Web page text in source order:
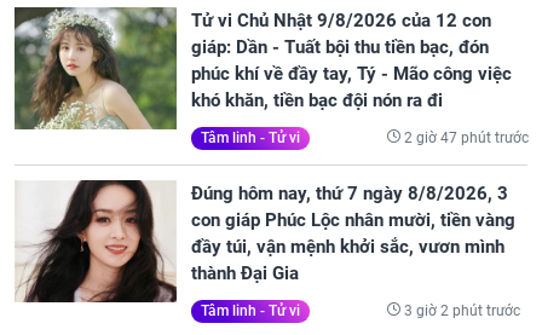
Tử vi Chủ Nhật 9/8/2026 của 12 con
giáp: Dần - Tuất bội thu tiền bạc, đón
phúc khí về đầy tay, Tý - Mão công việc
khó khăn, tiền bạc đội nón ra đi
Tâm linh - Tử vi 2 giờ 47 phút trước
Đúng hôm nay, thứ 7 ngày 8/8/2026, 3
con giáp Phúc Lộc nhân mười, tiền vàng
đầy túi, vận mệnh khởi sắc, vươn mình
thành Đại Gia
Tâm linh - Tử vi 3 giờ 2 phút trước